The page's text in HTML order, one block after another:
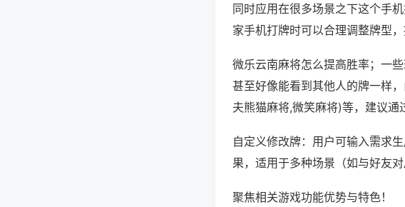
同时应用在很多场景之下这个手
家手机打牌时可以合理调整牌型
微乐云南麻将怎么提高胜率；一
甚至好像能看到其他人的牌一样
夫熊猫麻将,微笑麻将)等，建议通
自定义修改牌：用户可输入需求
果，适用于多种场景（如与好友
聚焦相关游戏功能优势与特色！